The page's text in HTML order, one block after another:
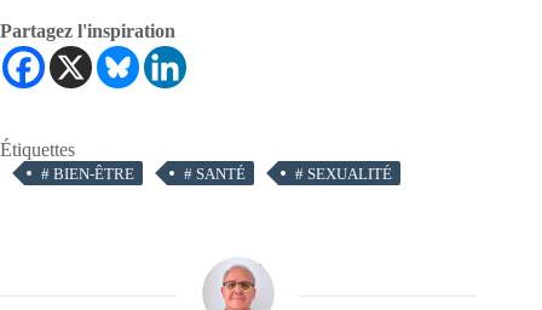
Partagez l'inspiration
Étiquettes
# BIEN-ÊTRE # SANTÉ # SEXUALITÉ